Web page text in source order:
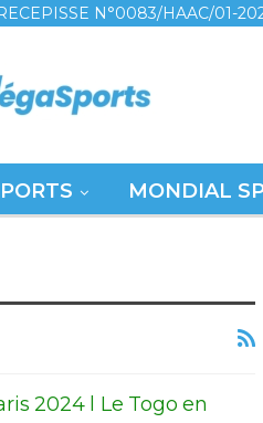
N°0083/HAAC/01-
MONDIAL
2024 l Le Togo en